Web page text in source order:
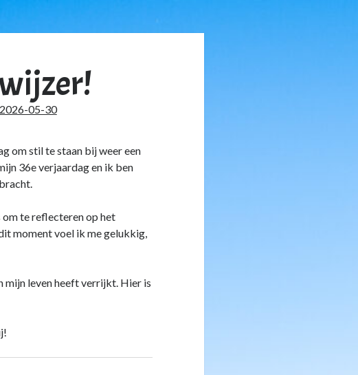
2026-05-30
om stil te staan bij weer een
36e verjaardag en ik ben
om te reflecteren op het
moment voel ik me gelukkig,
mijn leven heeft verrijkt. Hier is